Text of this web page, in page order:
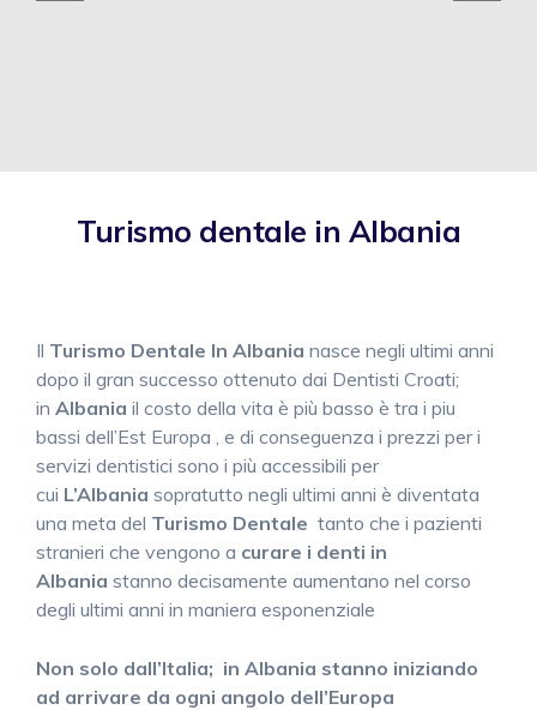
Turismo dentale in Albania
Il Turismo Dentale In Albania nasce negli ultimi anni
dopo il gran successo ottenuto dai Dentisti Croati;
in Albania il costo della vita è più basso è tra i piu
bassi dell’Est Europa , e di conseguenza i prezzi per i
servizi dentistici sono i più accessibili per
cui L’Albania sopratutto negli ultimi anni è diventata
una meta del Turismo Dentale tanto che i pazienti
stranieri che vengono a curare i denti in
Albania stanno decisamente aumentano nel corso
degli ultimi anni in maniera esponenziale
Non solo dall’Italia; in Albania stanno iniziando
ad arrivare da ogni angolo dell’Europa